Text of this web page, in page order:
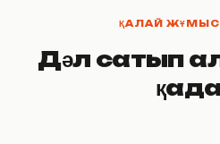
ҚАЛАЙ ЖҰМЫС
Дәл сатып